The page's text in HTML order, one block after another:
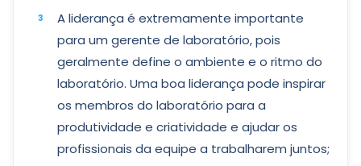
A liderança é extremamente importante
para um gerente de laboratório, pois
geralmente define o ambiente e o ritmo do
laboratório. Uma boa liderança pode inspirar
os membros do laboratório para a
produtividade e criatividade e ajudar os
profissionais da equipe a trabalharem juntos;